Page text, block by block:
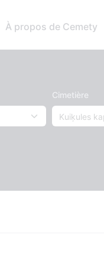
À propos de Cemety
Cimetière